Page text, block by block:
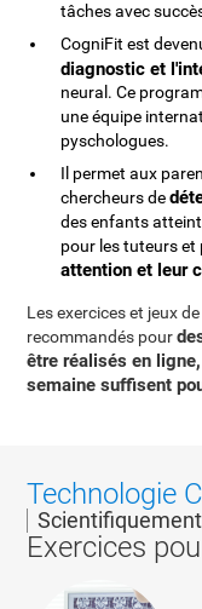
tâches avec
CogniFit est
diagnostic et
neural. Ce
une équipe
pyschologues.
Il permet aux
chercheurs de
des enfants
pour les tuteurs et
attention et leur
Les exercices et jeux
recommandés pour
être réalisés en
semaine suffisent
Technologie
Exercices